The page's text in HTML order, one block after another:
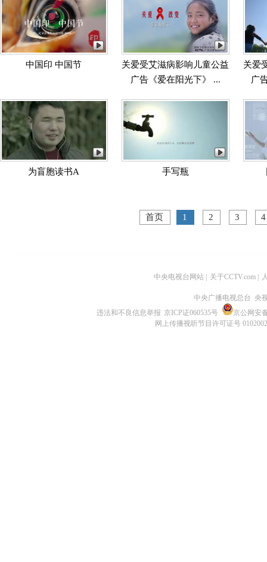
中国印 中国节
关爱受艾滋病影响儿童公益
广告《爱在阳光下》 ...
关爱
广
为盲胞读书A 手写瓶
首页 1 2 3 4
中央电视台网站 关于CCTV.com
中央广播电视总台 央
违法和不良信息举报 京ICP证060535号
京公网安
网上传播视听节目许可证号